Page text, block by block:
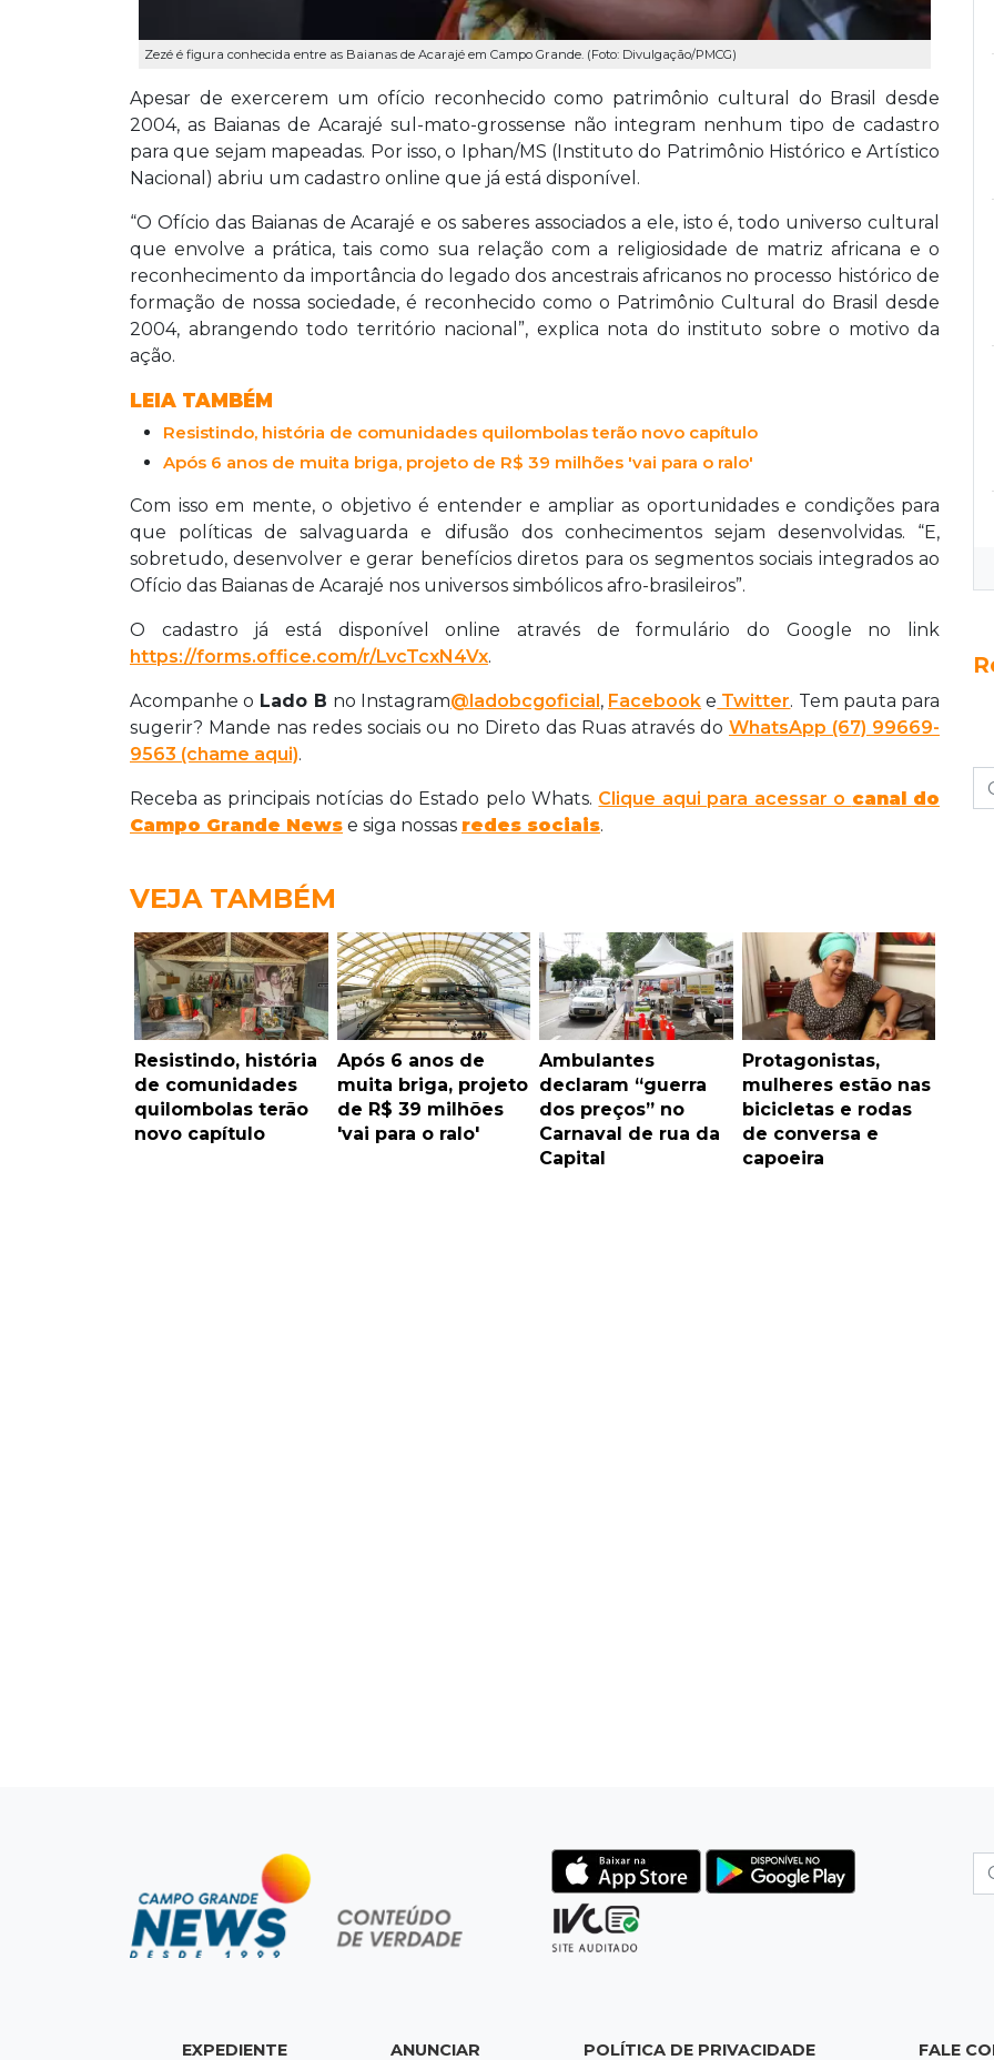
Zezé é figura conhecida entre as Baianas de Acarajé em Campo Grande. (Foto: Divulgação/PMCG)
Apesar de exercerem um ofício reconhecido como patrimônio cultural do Brasil desde
2004, as Baianas de Acarajé sul-mato-grossense não integram nenhum tipo de cadastro
para que sejam mapeadas. Por isso, o Iphan/MS (Instituto do Patrimônio Histórico e Artístico
Nacional) abriu um cadastro online que já está disponível.
“O Ofício das Baianas de Acarajé e os saberes associados a ele, isto é, todo universo cultural
que envolve a prática, tais como sua relação com a religiosidade de matriz africana e o
reconhecimento da importância do legado dos ancestrais africanos no processo histórico de
formação de nossa sociedade, é reconhecido como o Patrimônio Cultural do Brasil desde
2004, abrangendo todo território nacional”, explica nota do instituto sobre o motivo da
ação.
LEIA TAMBÉM
Resistindo, história de comunidades quilombolas terão novo capítulo
Após 6 anos de muita briga, projeto de R$ 39 milhões 'vai para o ralo'
Com isso em mente, o objetivo é entender e ampliar as oportunidades e condições para
que políticas de salvaguarda e difusão dos conhecimentos sejam desenvolvidas. “E,
sobretudo, desenvolver e gerar benefícios diretos para os segmentos sociais integrados ao
Ofício das Baianas de Acarajé nos universos simbólicos afro-brasileiros”.
O cadastro já está disponível online através de formulário do Google no link
https://forms.office.com/r/LvcTcxN4Vx.
Acompanhe o Lado B no Instagram@ladobcgoficial , Facebook e Twitter. Tem pauta para
sugerir? Mande nas redes sociais ou no Direto das Ruas através do WhatsApp (67) 99669-
9563 (chame aqui).
Receba as principais notícias do Estado pelo Whats. Clique aqui para acessar o canal do
Campo Grande News e siga nossas redes sociais.
VEJA TAMBÉM
Resistindo, história
de comunidades
quilombolas terão
novo capítulo
Após 6 anos de
muita briga, projeto
de R$ 39 milhões
'vai para o ralo'
Ambulantes
declaram “guerra
dos preços” no
Carnaval de rua da
Capital
Protagonistas,
mulheres estão nas
bicicletas e rodas
de conversa e
capoeira
EXPEDIENTE ANUNCIAR POLÍTICA DE PRIVACIDADE FALE